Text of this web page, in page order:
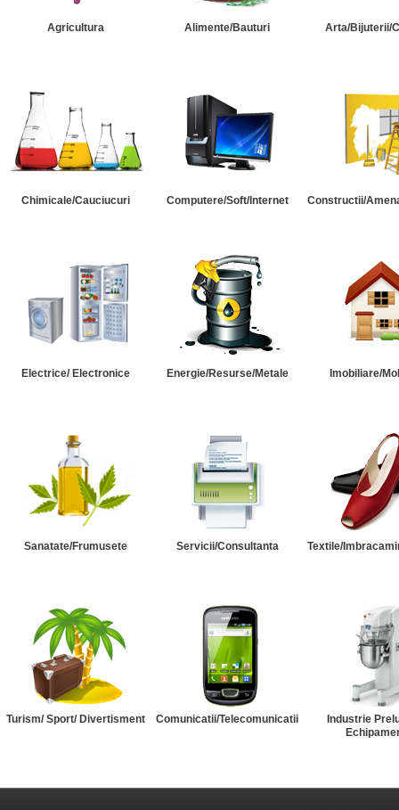
Agricultura Alimente/Bauturi Arta/Bijuterii/
Chimicale/Cauciucuri Computere/Soft/Internet Constructii/
Electrice/ Electronice Energie/Resurse/Metale Imobiliare/
Sanatate/Frumusete Servicii/Consultanta Textile/
Turism/ Sport/ Divertisment Comunicatii/Telecomunicatii
Industrie